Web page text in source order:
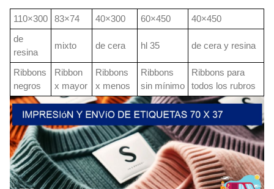
110×300 83×74 40×300 60×450
40×450
de
resina
mixto de cera hl 35 de cera y resina
Ribbons
negros
Ribbon
x mayor
Ribbons
x menos
Ribbons
sin mínimo
Ribbons para
todos los rubros